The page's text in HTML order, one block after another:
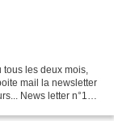
les deux mois,
mail la newsletter
News letter n°1